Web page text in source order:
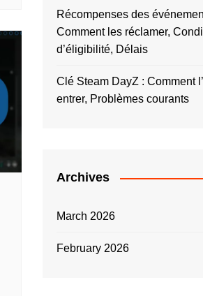
Récompenses des
Comment les réclamer,
d’éligibilité, Délais
Clé Steam DayZ : Comment
entrer, Problèmes courants
Archives
March 2026
February 2026